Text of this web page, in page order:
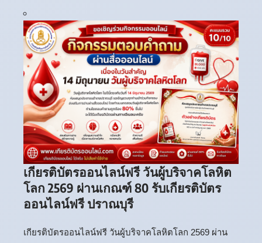
เกียรติบัตรออนไลน์ฟรี วันผู้บริจาคโลหิต
โลก 2569 ผ่านเกณฑ์ 80 รับเกียรติบัตร
ออนไลน์ฟรี ปราณบุรี
เกียรติบัตรออนไลน์ฟรี วันผู้บริจาคโลหิตโลก 2569 ผ่าน